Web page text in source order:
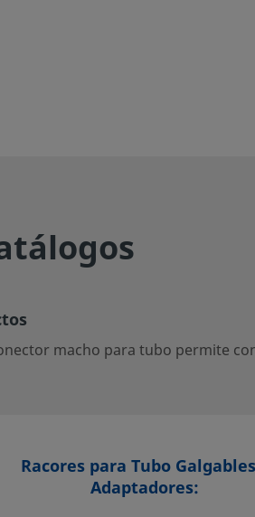
para tubo permite conexiones
regístrese
a su inversión.
macho para tubo permite
Racores para Tubo
Adaptadores: